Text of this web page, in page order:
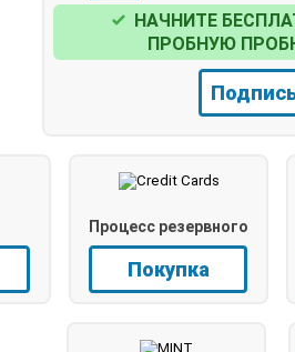
НАЧНИТЕ
ПРОБНУЮ
Процесс резервного
копирования
Покупка